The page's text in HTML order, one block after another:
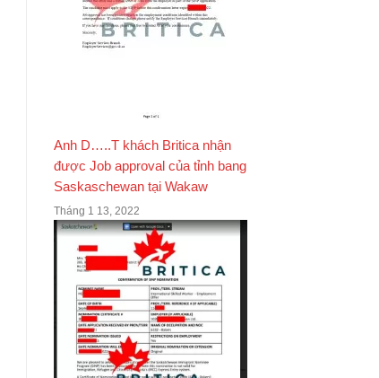
Anh D…..T khách Britica nhận
được Job approval của tỉnh bang
Saskaschewan tại Wakaw
Tháng 1 13, 2022